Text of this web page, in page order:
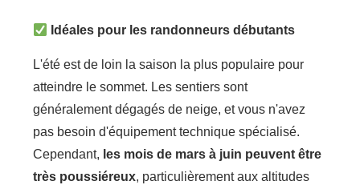
Idéales pour les randonneurs débutants
L'été est de loin la saison la plus populaire pour
atteindre le sommet. Les sentiers sont
généralement dégagés de neige, et vous n'avez
pas besoin d'équipement technique spécialisé.
Cependant, les mois de mars à juin peuvent être
très poussiéreux, particulièrement aux altitudes